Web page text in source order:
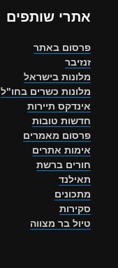
אתרי שותפים
פרסום באתר
זנזיבר
מלונות בישראל
מלונות כשרים בחו"ל
אינדקס תיירות
חדשות טובות
פרסום מאמרים
אימות אתרים
חורים ברשת
תאילנד
מתכונים
סקירות
טיול בר מצווה